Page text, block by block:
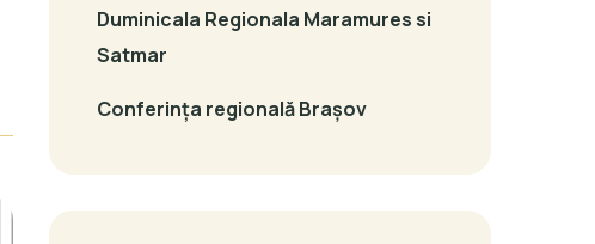
Duminicala Regionala Maramures si
Satmar
Conferința regională Brașov